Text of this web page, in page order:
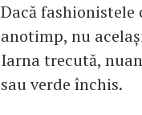
Dacă fashionistele
anotimp, nu
Iarna trecută,
sau verde închis.